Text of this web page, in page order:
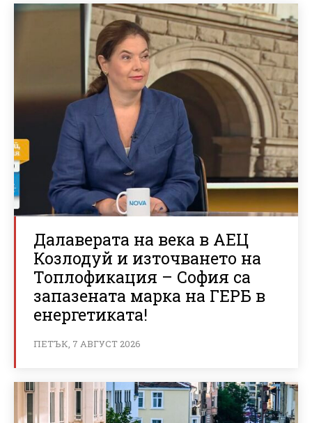
Далаверата на века в АЕЦ
Козлодуй и източването на
Топлофикация – София са
запазената марка на ГЕРБ в
енергетиката!
ПЕТЪК, 7 АВГУСТ 2026